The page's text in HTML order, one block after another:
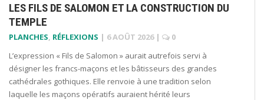
LES FILS DE SALOMON ET LA CONSTRUCTION DU
TEMPLE
PLANCHES, RÉFLEXIONS | 6 AOÛT 2026 |
0
L’expression « Fils de Salomon » aurait autrefois servi à
désigner les francs-maçons et les bâtisseurs des grandes
cathédrales gothiques. Elle renvoie à une tradition selon
laquelle les maçons opératifs auraient hérité leurs